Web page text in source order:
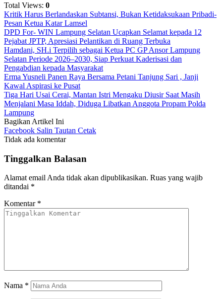
Total Views: 0
Kritik Harus Berlandaskan Subtansi, Bukan Ketidaksukaan Pribadi-
Pesan Ketua Katar Lamsel
DPD For- WIN Lampung Selatan Ucapkan Selamat kepada 12
Pejabat JPTP, Apresiasi Pelantikan di Ruang Terbuka
Hamdani, SH.i Terpilih sebagai Ketua PC GP Ansor Lampung
Selatan Periode 2026–2030, Siap Perkuat Kaderisasi dan
Pengabdian kepada Masyarakat
Erma Yusneli Panen Raya Bersama Petani Tanjung Sari , Janji
Kawal Aspirasi ke Pusat
Tiga Hari Usai Cerai, Mantan Istri Mengaku Diusir Saat Masih
Menjalani Masa Iddah, Diduga Libatkan Anggota Propam Polda
Lampung
Bagikan Artikel Ini
Facebook Salin Tautan Cetak
Tidak ada komentar
Tinggalkan Balasan
Alamat email Anda tidak akan dipublikasikan. Ruas yang wajib
ditandai *
Komentar *
Nama *